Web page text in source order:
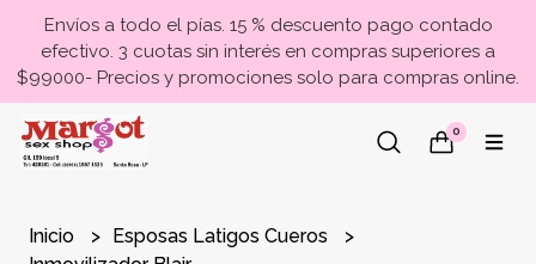
Envíos a todo el pías. 15 % descuento pago contado
efectivo. 3 cuotas sin interés en compras superiores a
$99000- Precios y promociones solo para compras online.
0
Inicio
Esposas Latigos Cueros